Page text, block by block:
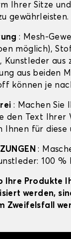
Ihrer Sitze
gewährleisten.
: Mesh-
möglich),
Kunstleder aus
aus beiden
können je
: Machen Sie
den Text Ihrer
Ihnen für diese
:
100 %
Ihre Produkte
werden,
Zweifelsfall